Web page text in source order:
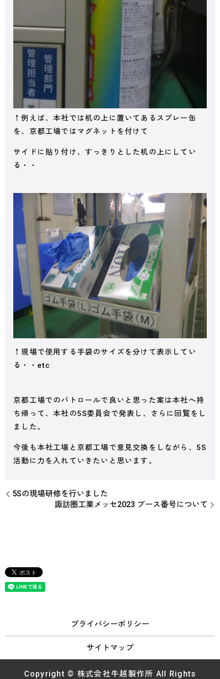
↑例えば、本社では机の上に置いてあるスプレー缶
を、京都工場ではマグネットを付けて
サイドに貼り付け、すっきりとした机の上にしてい
る・・
↑現場で使用する手袋のサイズを分けて表示してい
る・・etc
京都工場でのパトロールで良いと思った案は本社へ持
ち帰って、本社の5S委員会で発表し、さらに回覧をし
ました。
今後も本社工場と京都工場で意見交換をしながら、5S
活動に力を入れていきたいと思います。
5Sの現場研修を行いました
諏訪圏工業メッセ2023 ブース番号について
プライバシーポリシー
サイトマップ
Copyright © 株式会社牛越製作所 All Rights